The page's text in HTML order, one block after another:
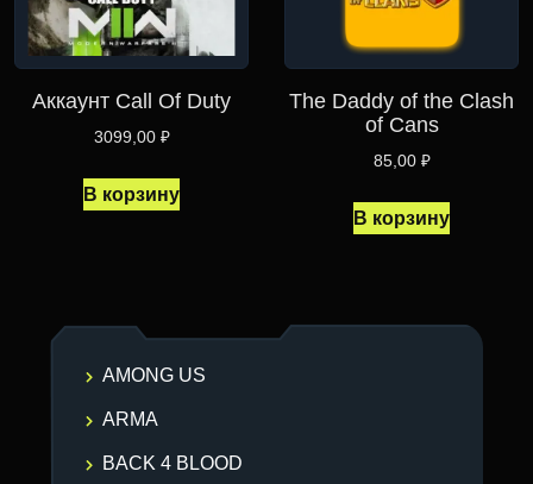
Аккаунт Call Of Duty
3099,00 ₽
В корзину
The Daddy of the Clash
of Cans
85,00 ₽
В корзину
AMONG US
ARMA
BACK 4 BLOOD